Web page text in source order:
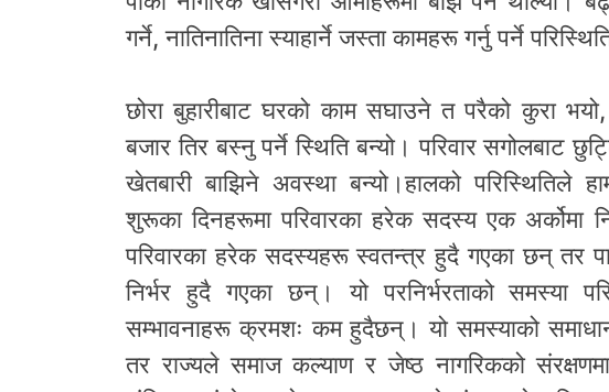
गर्ने, नातिनातिना स्याहार्ने जस्ता कामहरू गर्नु पर्ने
छोरा बुहारीबाट घरको काम सघाउने त परैको कुरा
बजार तिर बस्नु पर्ने स्थिति बन्यो। परिवार सगोलबाट
खेतबारी बाझिने अवस्था बन्यो।हालको परिस्थितिले
शुरूका दिनहरूमा परिवारका हरेक सदस्य एक अर्कोमा
परिवारका हरेक सदस्यहरू स्वतन्त्र हुदै गएका छन् तर
निर्भर हुदै गएका छन्। यो परनिर्भरताको समस्या
सम्भावनाहरू क्रमशः कम हुदैछन्। यो समस्याको
तर राज्यले समाज कल्याण र जेष्ठ नागरिकको